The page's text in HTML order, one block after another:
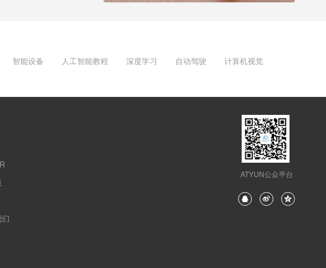
智能设备 人工智能教程 深度学习 自动驾驶
计算机视觉
ATYUN公众平台